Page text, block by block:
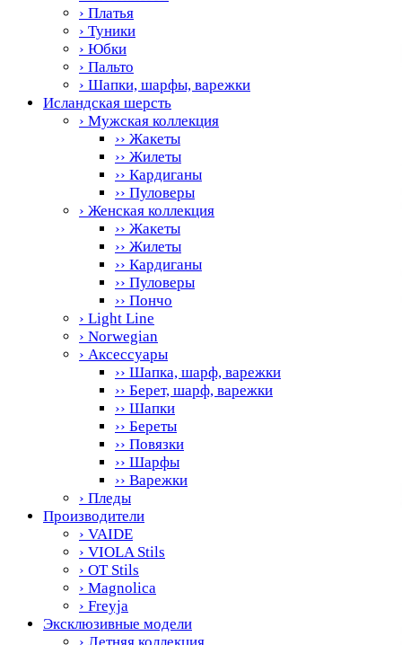
› Платья
› Туники
› Юбки
› Пальто
› Шапки, шарфы, варежки
Исландская шерсть
› Мужская коллекция
›› Жакеты
›› Жилеты
›› Кардиганы
›› Пуловеры
› Женская коллекция
›› Жакеты
›› Жилеты
›› Кардиганы
›› Пуловеры
›› Пончо
› Light Line
› Norwegian
› Аксессуары
›› Шапка, шарф, варежки
›› Берет, шарф, варежки
›› Шапки
›› Береты
›› Повязки
›› Шарфы
›› Варежки
› Пледы
Производители
› VAIDE
› VIOLA Stils
› OT Stils
› Magnolica
› Freyja
Эксклюзивные модели